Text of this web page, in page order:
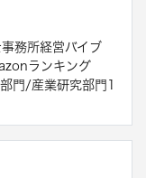
務所経営バイブ
ランキング
門/産業研究部門1